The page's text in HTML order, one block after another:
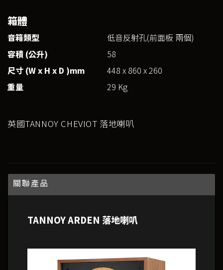
箱體
音箱類型
低音反射孔(前面板 兩個)
容積 (公升)
58
尺寸 (W x H x D )mm
448 x 860 x 260
重量
29 Kg
英國TANNOY CHEVIOT 落地喇叭
關聯產品
TANNOY ARDEN 落地喇叭